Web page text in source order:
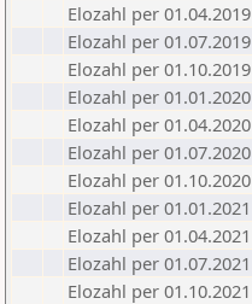
Elozahl per 01.04.2019
Elozahl per 01.07.2019
Elozahl per 01.10.2019
Elozahl per 01.01.2020
Elozahl per 01.04.2020
Elozahl per 01.07.2020
Elozahl per 01.10.2020
Elozahl per 01.01.2021
Elozahl per 01.04.2021
Elozahl per 01.07.2021
Elozahl per 01.10.2021